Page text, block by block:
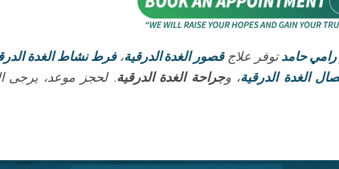
رامي حامدتوفر علاجقصور الغدة الدرقية،فرط نشاط الغدة
الغدة الدرقية، وجراحة الغدة الدرقية. لحجز موعد، يرجى